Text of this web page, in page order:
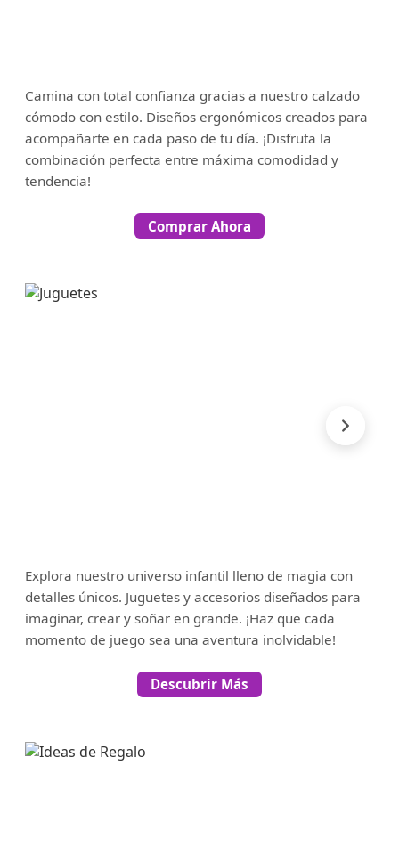
Camina con total confianza gracias a nuestro calzado
cómodo con estilo. Diseños ergonómicos creados para
acompañarte en cada paso de tu día. ¡Disfruta la
combinación perfecta entre máxima comodidad y
tendencia!
Comprar Ahora
Explora nuestro universo infantil lleno de magia con
detalles únicos. Juguetes y accesorios diseñados para
imaginar, crear y soñar en grande. ¡Haz que cada
momento de juego sea una aventura inolvidable!
Descubrir Más